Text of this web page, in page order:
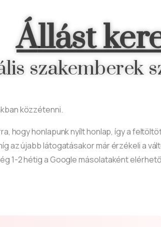
Állást
szakemberek
közzétenni.
hogy honlapunk nyílt honlap, így a
az újabb látogatásakor már érzékeli a
1-2 hétig a Google másolataként